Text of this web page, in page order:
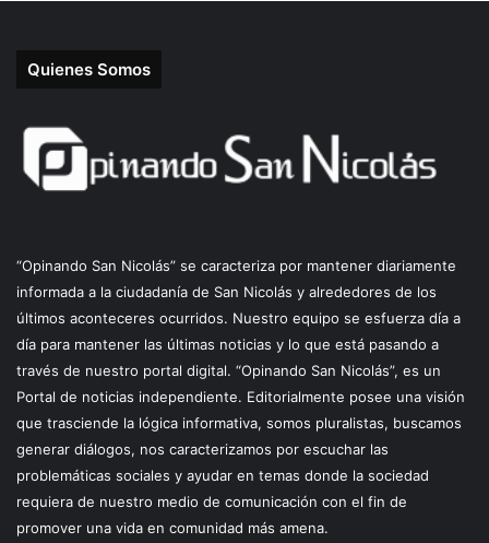
Quienes Somos
“Opinando San Nicolás” se caracteriza por mantener diariamente
informada a la ciudadanía de San Nicolás y alrededores de los
últimos aconteceres ocurridos. Nuestro equipo se esfuerza día a
día para mantener las últimas noticias y lo que está pasando a
través de nuestro portal digital. “Opinando San Nicolás”, es un
Portal de noticias independiente. Editorialmente posee una visión
que trasciende la lógica informativa, somos pluralistas, buscamos
generar diálogos, nos caracterizamos por escuchar las
problemáticas sociales y ayudar en temas donde la sociedad
requiera de nuestro medio de comunicación con el fin de
promover una vida en comunidad más amena.